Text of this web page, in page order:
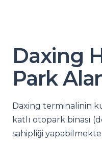
Daxing
Park
Daxing terminalinin
katlı otopark binası
sahipliği